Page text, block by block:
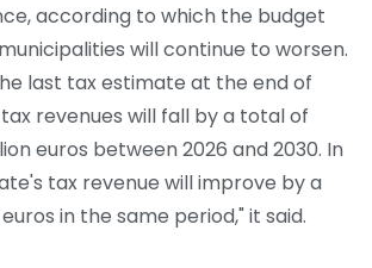
according to which the budget
will continue to worsen.
last tax estimate at the end of
revenues will fall by a total of
euros between 2026 and 2030. In
tax revenue will improve by a
in the same period," it said.